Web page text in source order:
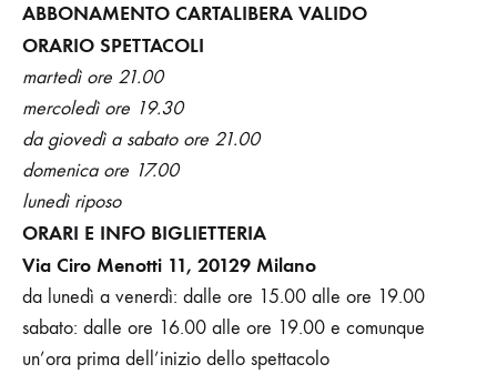
ABBONAMENTO CARTALIBERA VALIDO
ORARIO SPETTACOLI
martedì ore 21.00
mercoledì ore 19.30
da giovedì a sabato ore 21.00
domenica ore 17.00
lunedì riposo
ORARI E INFO BIGLIETTERIA
Via Ciro Menotti 11, 20129 Milano
da lunedì a venerdì: dalle ore 15.00 alle ore 19.00
sabato: dalle ore 16.00 alle ore 19.00 e comunque
un’ora prima dell’inizio dello spettacolo